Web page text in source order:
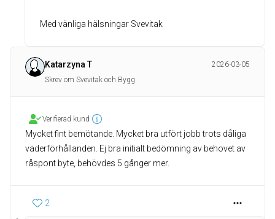
Med vänliga hälsningar Svevitak
Katarzyna T
2026-03-05
Skrev om Svevitak och Bygg
Verifierad kund
Mycket fint bemötande. Mycket bra utfört jobb trots dåliga
väderförhållanden. Ej bra initialt bedömning av behovet av
råspont byte, behövdes 5 gånger mer.
2